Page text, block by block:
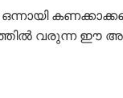
വരുന്ന ഈ